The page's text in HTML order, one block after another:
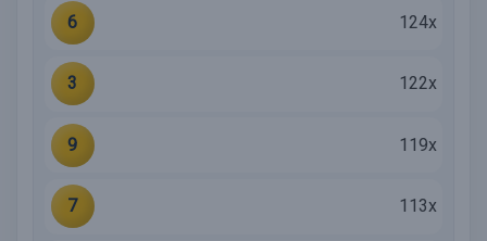
6 124x
3 122x
9 119x
7 113x